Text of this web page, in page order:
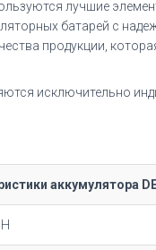
лучшие
батарей с
продукции,
исключительно
аккумулятора